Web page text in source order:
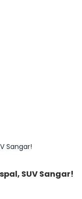
Sangar!
SUV Sangar!